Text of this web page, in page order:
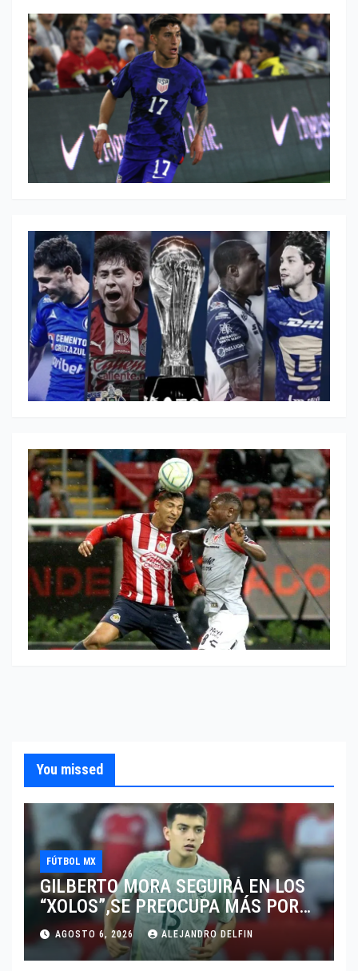
You missed
FÚTBOL MX
GILBERTO MORA SEGUIRÁ EN LOS
“XOLOS”,SE PREOCUPA MÁS POR
JUGAR EN SU EQUIPO.
AGOSTO 6, 2026 ALEJANDRO DELFIN